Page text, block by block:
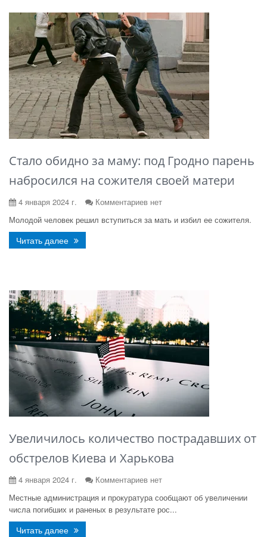
Стало обидно за маму: под Гродно парень
набросился на сожителя своей матери
4 января 2024 г.
Комментариев нет
Молодой человек решил вступиться за мать и избил ее сожителя.
Читать далее
Увеличилось количество пострадавших от
обстрелов Киева и Харькова
4 января 2024 г.
Комментариев нет
Местные администрация и прокуратура сообщают об увеличении
числа погибших и раненых в результате рос...
Читать далее